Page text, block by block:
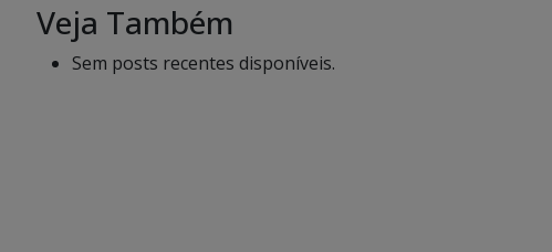
Veja Também
Sem posts recentes disponíveis.